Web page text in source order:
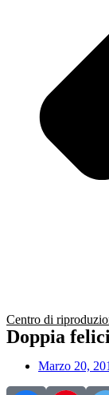
Centro di
Doppia
Marzo 20,